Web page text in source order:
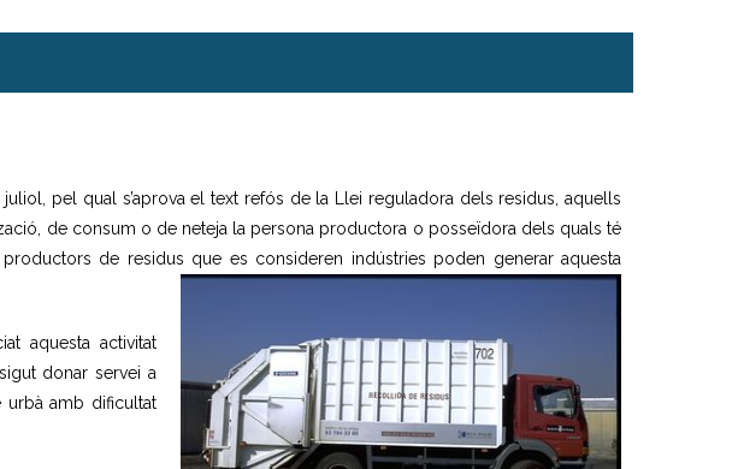
pel qual s’aprova el text refós de la Llei reguladora dels residus, aquells
de consum o de neteja la persona productora o posseïdora dels quals té
de residus que es consideren indústries poden generar aquesta
aquesta activitat
donar servei a
amb dificultat